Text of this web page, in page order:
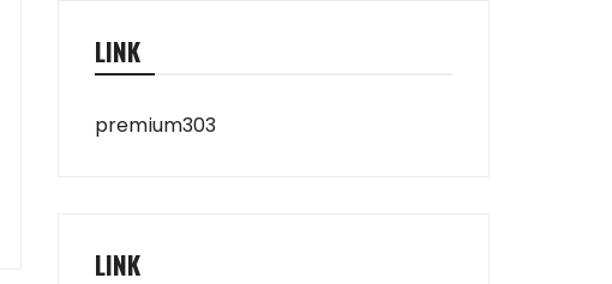
LINK
premium303
LINK